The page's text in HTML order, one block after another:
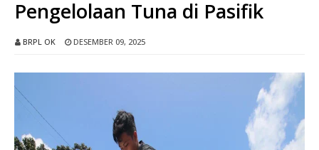
Pengelolaan Tuna di Pasifik
BRPL OK DESEMBER 09, 2025